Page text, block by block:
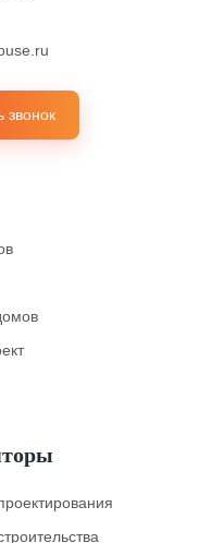
звонок